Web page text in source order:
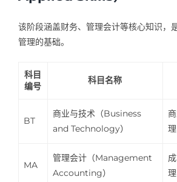
该阶段涵盖财务、管理会计等核心知识，
管理的基础。
科目
编号
科目名称
BT
商业与技术（Business
and Technology）
MA
管理会计（Management
Accounting）